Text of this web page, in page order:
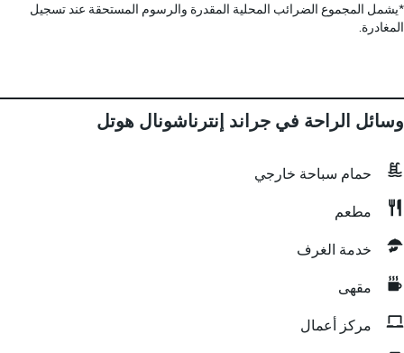
*يشمل المجموع الضرائب المحلية المقدرة والرسوم المستحقة عند تسجيل
المغادرة.
وسائل الراحة في جراند إنترناشونال هوتل
حمام سباحة خارجي
مطعم
خدمة الغرف
مقهى
مركز أعمال